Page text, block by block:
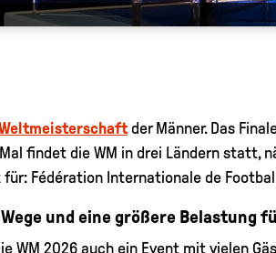
der Männer. Das
findet die WM in drei Ländern statt,
für: Fédération Internationale de
und eine größere Belastung
WM 2026 auch ein Event mit vielen